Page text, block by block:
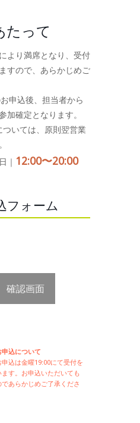
たって
より満席となり、受付
すので、あらかじめご
申込後、担当者から
加確定となります。
いては、原則翌営業
｜ 12:00〜20:00
フォーム
確認画面
込について
込は金曜19:00にて受付を
す。お申込いただいても
あらかじめご了承くださ